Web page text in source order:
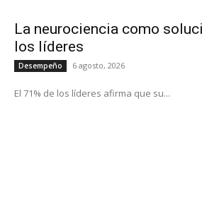
La neurociencia como
los líderes
Desempeño 6 agosto, 2026
El 71% de los líderes afirma que su...